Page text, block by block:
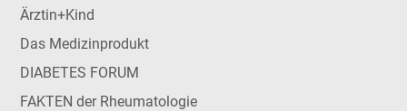
Ärztin+Kind
Das Medizinprodukt
DIABETES FORUM
FAKTEN der Rheumatologie